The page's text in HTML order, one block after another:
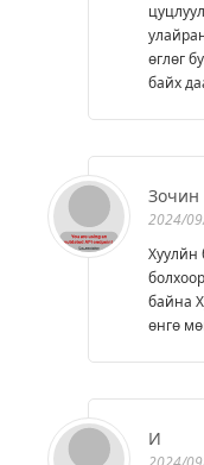
өглөг
байх
Зочин
2024/
Хуулйн
байна
өнгө
И